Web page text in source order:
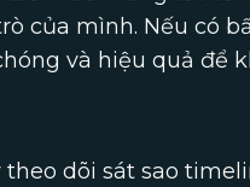
của mình. Nếu có
và hiệu quả để
theo dõi sát sao